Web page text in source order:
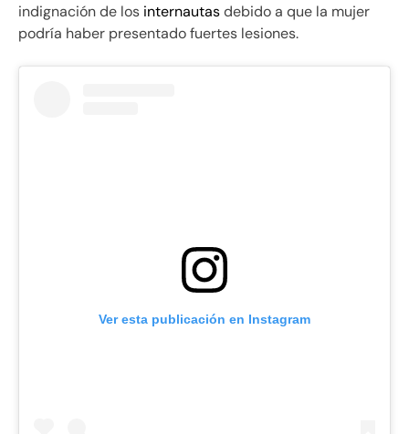
indignación de los internautasdebido a que la mujer
podría haber presentado fuertes lesiones.
Ver esta publicación en Instagram